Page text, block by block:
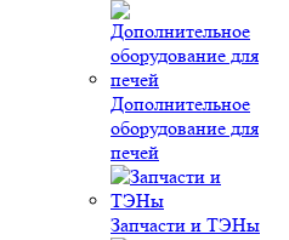
Дополнительное
оборудование для
печей
Запчасти и ТЭНы